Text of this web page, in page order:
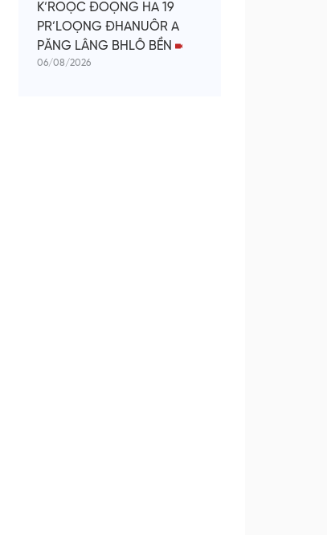
K’ROỌC ĐOỌNG HA 19
PR’LOỌNG ĐHANUÔR A
PĂNG LÂNG BHLÔ BỀN
06/08/2026